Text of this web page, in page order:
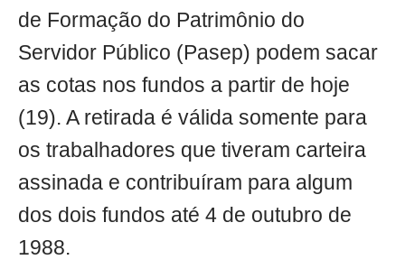
de Formação do Patrimônio do
Servidor Público (Pasep) podem sacar
as cotas nos fundos a partir de hoje
(19). A retirada é válida somente para
os trabalhadores que tiveram carteira
assinada e contribuíram para algum
dos dois fundos até 4 de outubro de
1988.